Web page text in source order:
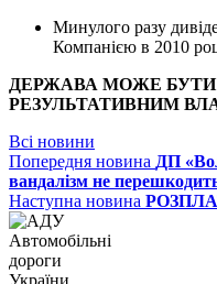
Минулого разу
Компанією в 2010
ДЕРЖАВА МОЖЕ
РЕЗУЛЬТАТИВНИМ
Всі новини
Попередня новина ДП
вандалізм не
Наступна новина
Автомобільні
дороги
України